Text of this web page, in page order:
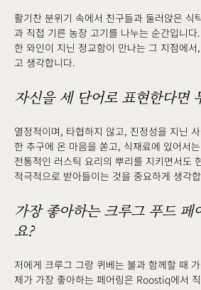
활기찬 분위기 속에서 친구들과 둘러앉은
과 직접 기른 농장 고기를 나누는 순간입니
한 와인이 지닌 정교함이 만나는 그 지점에
고 생각합니다.
자신을 세 단어로 표현한다면
열정적이며, 타협하지 않고, 진정성을 지닌
한 추구에 온 마음을 쏟고, 식재료에 있어서
전통적인 러스틱 요리의 뿌리를 지키면서도
적극적으로 받아들이는 것을 중요하게 생각
가장 좋아하는 크루그 푸드
요?
저에게 크루그 그랑 퀴베는 불과 함께할 때
제가 가장 좋아하는 페어링은 Roostiq에서